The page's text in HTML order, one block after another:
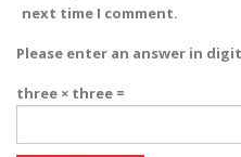
next time I comment.
Please enter an answer in
three × three =